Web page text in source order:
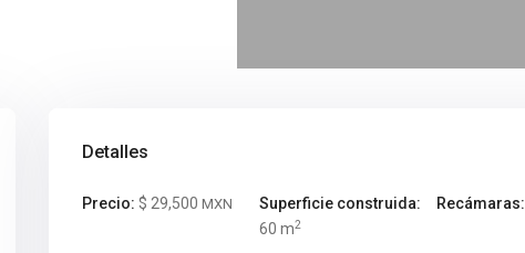
Detalles
Precio: $ 29,500 MXN
Superficie construida:
60 m2
Recámaras: